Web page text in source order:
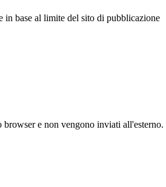
in base al limite del sito di pubblicazione
e non vengono inviati all'esterno.